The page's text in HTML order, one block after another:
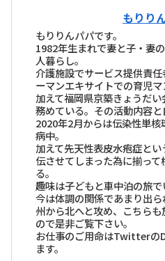
もりり
もりりんパパです。
1982年生まれで妻と子・妻
人暮らし。
介護施設でサービス提供責
ーマンエキサイトでの育児マ
加えて福岡県京築きょうだ
務めている。その活動内容と
2020年2月からは伝染性単
病中。
加えて先天性表皮水疱症と
伝させてしまった為に揃っ
る。
趣味は子どもと車中泊の旅で
今は体調の関係であまり出
州から北へと攻め、こちら
ので是非ご覧下さい。
お仕事のご用命はTwitterの
ます。